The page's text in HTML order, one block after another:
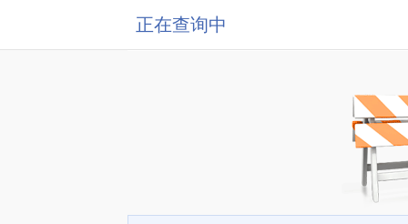
正在查询中